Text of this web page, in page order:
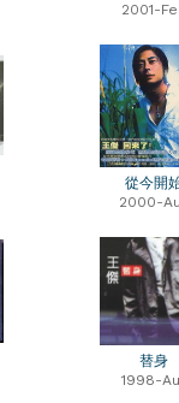
2001-
從今開
2000-
替身
1998-